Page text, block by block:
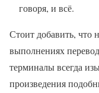
говоря, и всё.
Стоит добавить, что
выполнениях
терминалы всегда
произведения